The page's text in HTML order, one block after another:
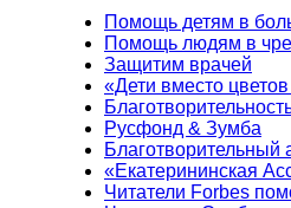
Помощь детям в
Помощь людям в
Защитим врачей
«Дети вместо
Русфонд & Зумба
«Екатерининская
Читатели Forbes